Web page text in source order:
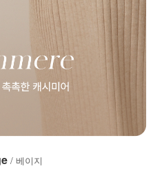
/ 베이지